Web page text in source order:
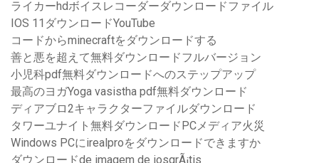
ライカーhdボイスレコーダーダウンロードファイル
IOS 11ダウンロードYouTube
コードからminecraftをダウンロードする
善と悪を超えて無料ダウンロードフルバージョン
小児科pdf無料ダウンロードへのステップアップ
最高のヨガYoga vasistha pdf無料ダウンロード
ディアブロ2キャラクターファイルダウンロード
タワーユナイト無料ダウンロードPCメディア火災
Windows PCにirealproをダウンロードできますか
ダウンロードde imagem de iosgrÃ¡tis